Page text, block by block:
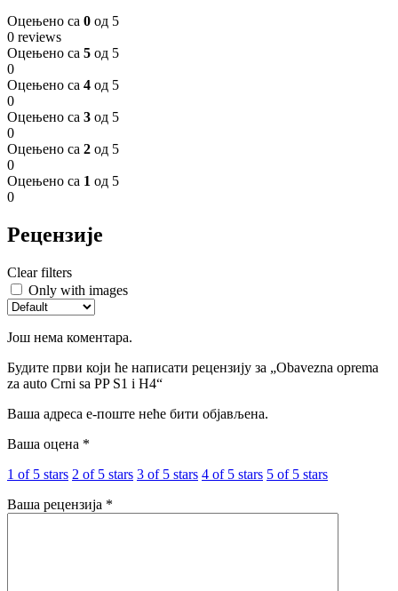
Оцењено са 0 од 5
0 reviews
Оцењено са 5 од 5
0
Оцењено са 4 од 5
0
Оцењено са 3 од 5
0
Оцењено са 2 од 5
0
Оцењено са 1 од 5
0
Рецензије
Clear filters
Only with images
Још нема коментара.
Будите први који ће написати рецензију за „Obavezna oprema
za auto Crni sa PP S1 i H4“
Ваша адреса е-поште неће бити објављена.
Ваша оцена *
1 of 5 stars 2 of 5 stars 3 of 5 stars 4 of 5 stars 5 of 5 stars
Ваша рецензија *